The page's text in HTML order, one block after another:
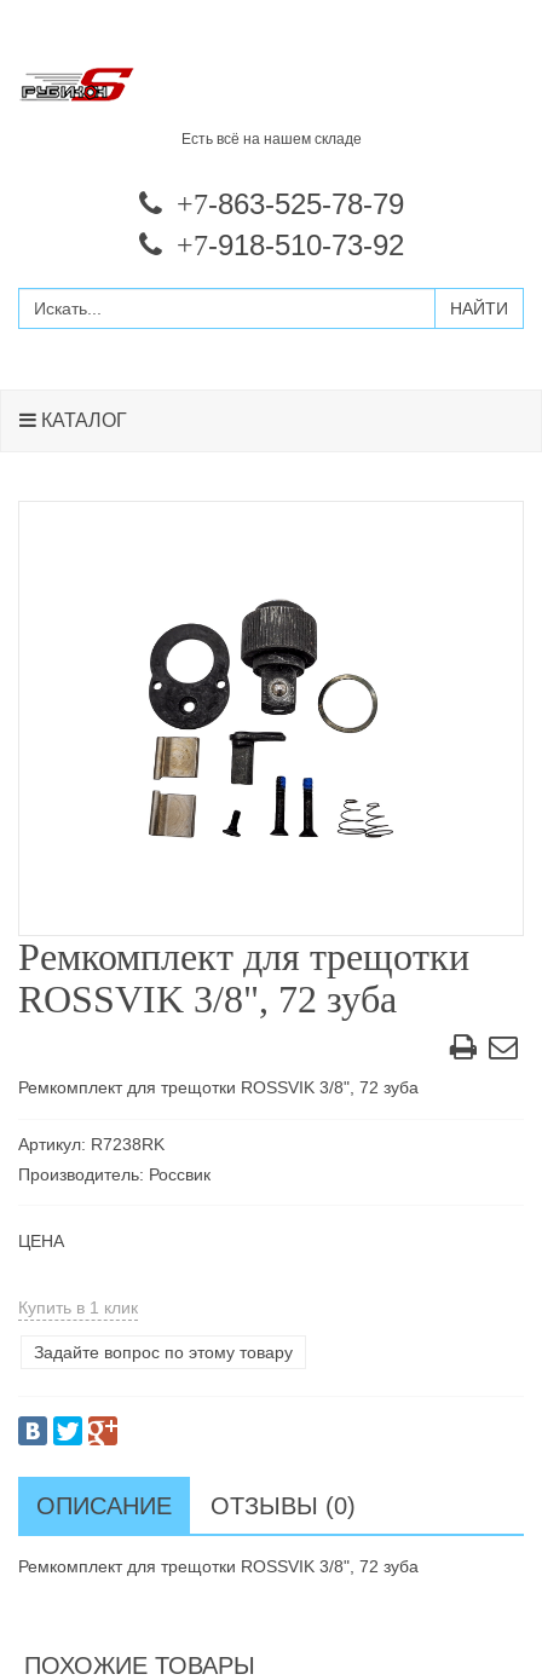
Есть всё на нашем складе
+7-863-525-78-79
+7-918-510-73-92
КАТАЛОГ
Ремкомплект для трещотки
ROSSVIK 3/8", 72 зуба
Ремкомплект для трещотки ROSSVIK 3/8", 72 зуба
Артикул: R7238RK
Производитель: Россвик
ЦЕНА
Купить в 1 клик
Задайте вопрос по этому товару
ОПИСАНИЕ ОТЗЫВЫ (0)
Ремкомплект для трещотки ROSSVIK 3/8", 72 зуба
ПОХОЖИЕ ТОВАРЫ